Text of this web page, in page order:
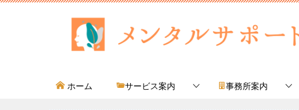
ホーム サービス案内 事務所案内